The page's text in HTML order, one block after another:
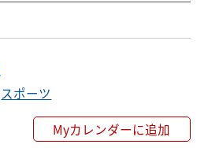
スポーツ
Myカレンダーに追加